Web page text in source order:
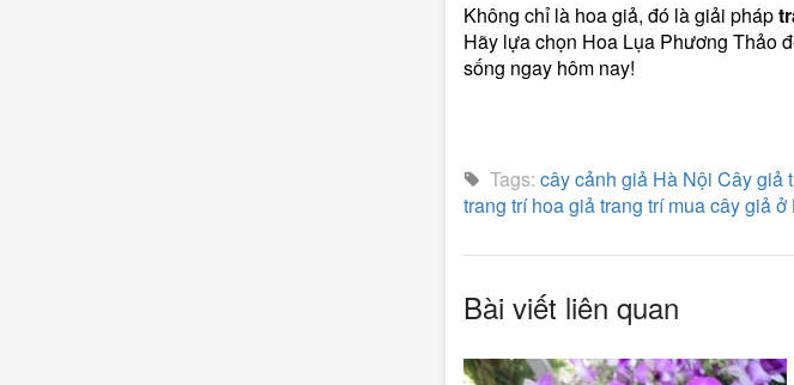
Không chỉ là hoa giả, đó là giải pháp
Hãy lựa chọn Hoa Lụa Phương Thảo
sống ngay hôm nay!
Tags: cây cảnh giả Hà Nội Cây giả
trang trí hoa giả trang trí mua cây giả ở
Bài viết liên quan